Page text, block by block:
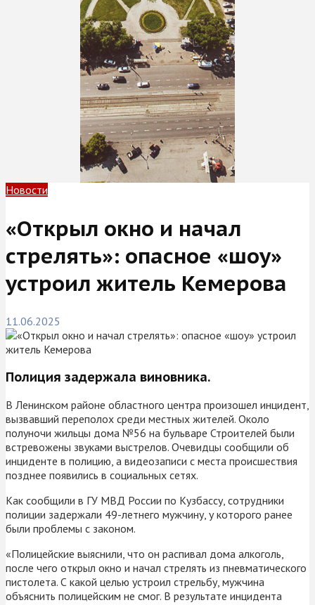
Новости
«Открыл окно и начал
стрелять»: опасное «шоу»
устроил житель Кемерова
11.06.2025
Полиция задержала виновника.
В Ленинском районе областного центра произошел инцидент,
вызвавший переполох среди местных жителей. Около
полуночи жильцы дома №56 на бульваре Строителей были
встревожены звуками выстрелов. Очевидцы сообщили об
инциденте в полицию, а видеозаписи с места происшествия
позднее появились в социальных сетях.
Как сообщили в ГУ МВД России по Кузбассу, сотрудники
полиции задержали 49-летнего мужчину, у которого ранее
были проблемы с законом.
«Полицейские выяснили, что он распивал дома алкоголь,
после чего открыл окно и начал стрелять из пневматического
пистолета. С какой целью устроил стрельбу, мужчина
объяснить полицейским не смог. В результате инцидента